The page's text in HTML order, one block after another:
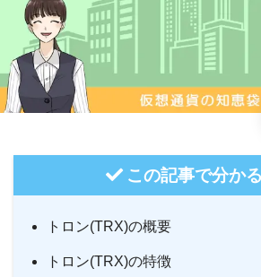
この記事で分か
トロン(TRX)の概要
トロン(TRX)の特徴